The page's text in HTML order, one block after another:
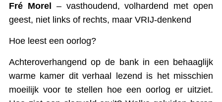
Fré Morel – vasthoudend, volhardend met open
geest, niet links of rechts, maar VRIJ-denkend
Hoe leest een oorlog?
Achteroverhangend op de bank in een behaaglijk
warme kamer dit verhaal lezend is het misschien
moeilijk voor te stellen hoe een oorlog er uitziet.